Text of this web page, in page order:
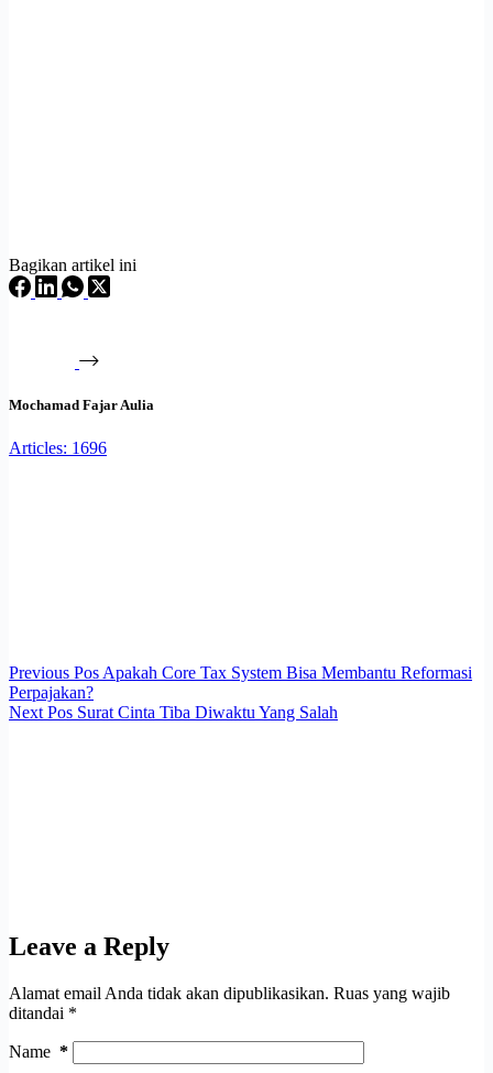
Bagikan artikel ini
Mochamad Fajar Aulia
Articles: 1696
Previous Pos Apakah Core Tax System Bisa Membantu Reformasi
Perpajakan?
Next Pos Surat Cinta Tiba Diwaktu Yang Salah
Leave a Reply
Alamat email Anda tidak akan dipublikasikan. Ruas yang wajib
ditandai *
Name *